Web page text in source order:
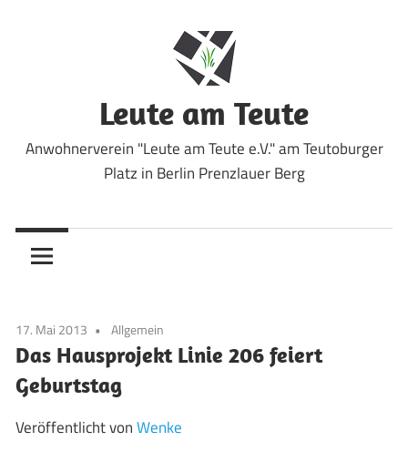
Leute am Teute
Anwohnerverein "Leute am Teute e.V." am Teutoburger
Platz in Berlin Prenzlauer Berg
17. Mai 2013 Allgemein
Das Hausprojekt Linie 206 feiert
Geburtstag
Veröffentlicht vonWenke